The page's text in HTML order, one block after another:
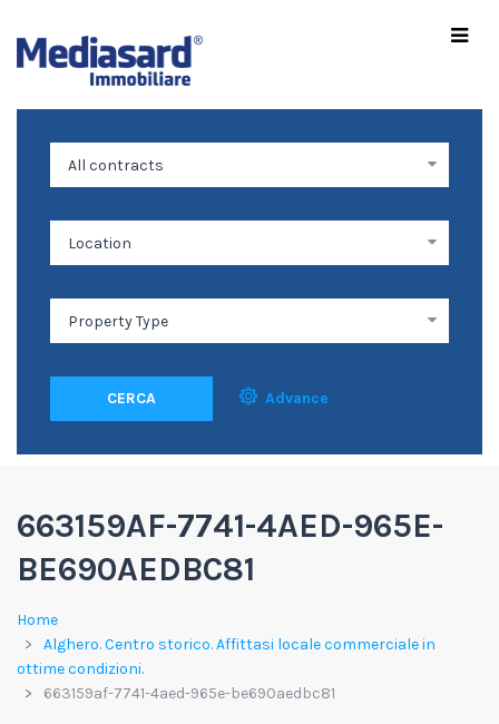
CERCA Advance
663159AF-7741-4AED-965E-
BE690AEDBC81
Home
Alghero. Centro storico. Affittasi locale commerciale in
ottime condizioni.
663159af-7741-4aed-965e-be690aedbc81